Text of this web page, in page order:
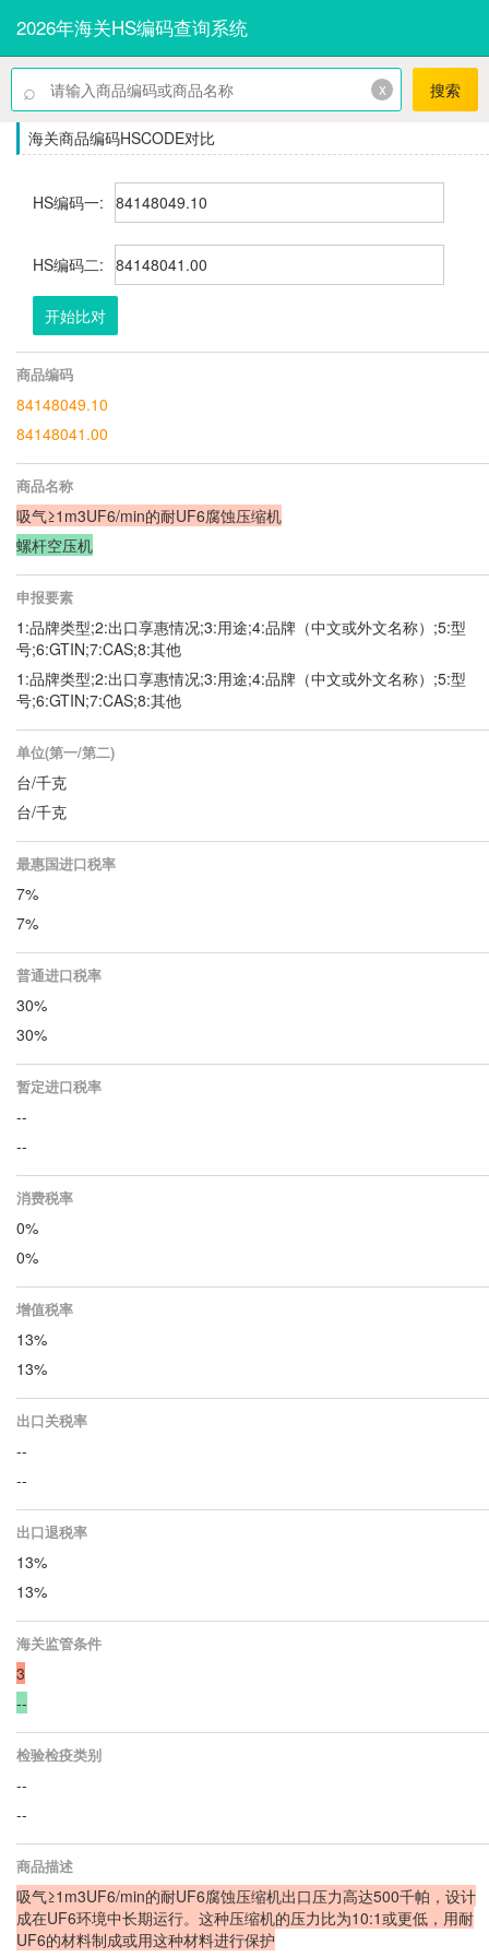
2026年海关HS编码查询系统
⌕ x 搜索
海关商品编码HSCODE对比
HS编码一:
HS编码二:
开始比对
商品编码
84148049.10
84148041.00
商品名称
吸气≥1m3UF6/min的耐UF6腐蚀压缩机
螺杆空压机
申报要素
1:品牌类型;2:出口享惠情况;3:用途;4:品牌（中文或外文名称）;5:型
号;6:GTIN;7:CAS;8:其他
1:品牌类型;2:出口享惠情况;3:用途;4:品牌（中文或外文名称）;5:型
号;6:GTIN;7:CAS;8:其他
单位(第一/第二)
台/千克
台/千克
最惠国进口税率
7%
7%
普通进口税率
30%
30%
暂定进口税率
--
--
消费税率
0%
0%
增值税率
13%
13%
出口关税率
--
--
出口退税率
13%
13%
海关监管条件
3
--
检验检疫类别
--
--
商品描述
吸气≥1m3UF6/min的耐UF6腐蚀压缩机出口压力高达500千帕，设计
成在UF6环境中长期运行。这种压缩机的压力比为10:1或更低，用耐
UF6的材料制成或用这种材料进行保护